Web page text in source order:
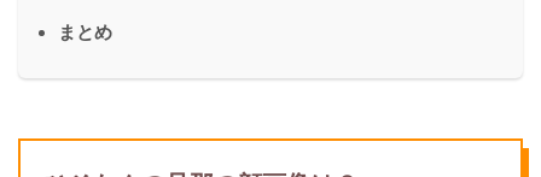
まとめ